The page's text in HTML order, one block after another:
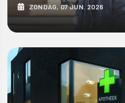
ZONDAG, 07 JUN. 2026
ONTDEK